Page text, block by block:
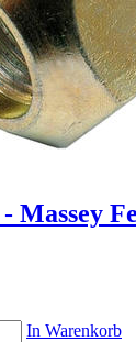
Massey
In Warenkorb